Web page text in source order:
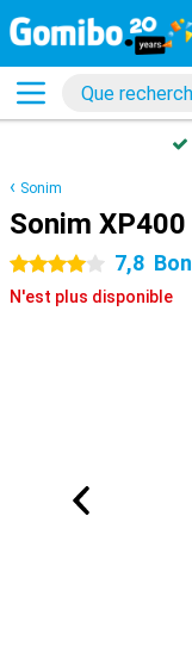
Sonim
Sonim XP400
4 étoiles 7,8 Bon
N'est plus disponible